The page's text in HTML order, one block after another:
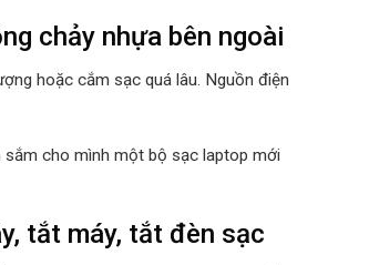
chảy nhựa bên ngoài
hoặc cắm sạc quá lâu. Nguồn điện
sắm cho mình một bộ sạc laptop mới
tắt máy, tắt đèn sạc